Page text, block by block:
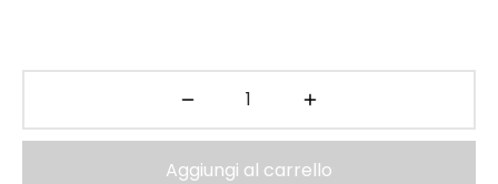
Aggiungi al carrello